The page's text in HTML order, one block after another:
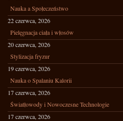
Nauka a Społeczeństwo
22 czerwca, 2026
Pielęgnacja ciała i włosów
20 czerwca, 2026
Stylizacja fryzur
19 czerwca, 2026
Nauka o Spalaniu Kalorii
17 czerwca, 2026
Światłowody i Nowoczesne Technologie
17 czerwca, 2026